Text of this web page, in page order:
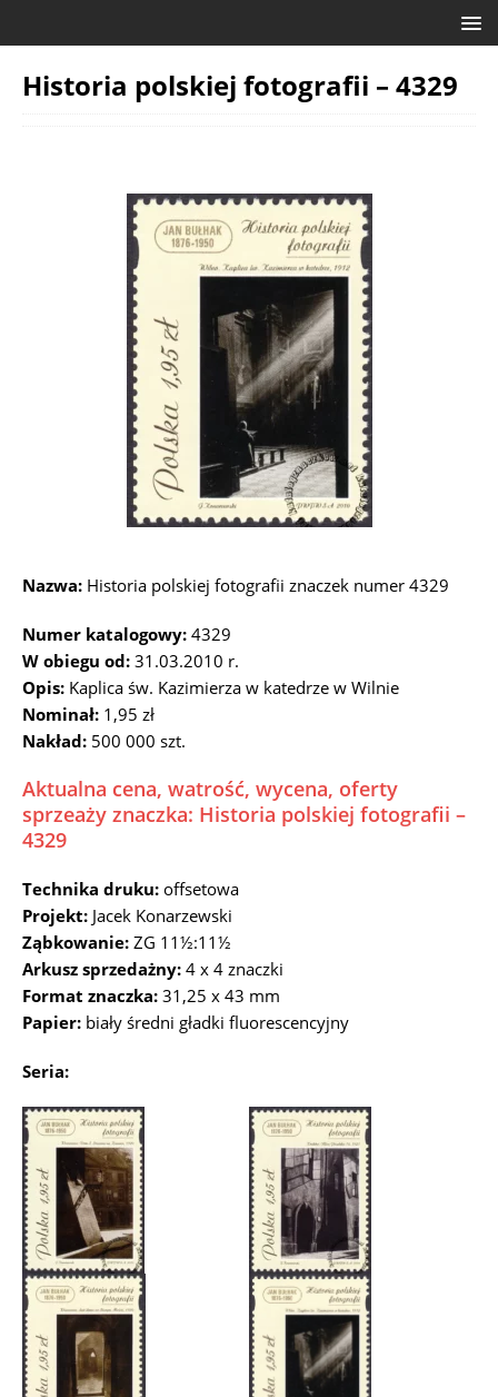
Historia polskiej fotografii – 4329
Nazwa: Historia polskiej fotografii znaczek numer 4329
Numer katalogowy: 4329
W obiegu od: 31.03.2010 r.
Opis: Kaplica św. Kazimierza w katedrze w Wilnie
Nominał: 1,95 zł
Nakład: 500 000 szt.
Aktualna cena, watrość, wycena, oferty
sprzeaży znaczka: Historia polskiej fotografii –
4329
Technika druku: offsetowa
Projekt: Jacek Konarzewski
Ząbkowanie: ZG 11½:11½
Arkusz sprzedażny: 4 x 4 znaczki
Format znaczka: 31,25 x 43 mm
Papier: biały średni gładki fluorescencyjny
Seria: